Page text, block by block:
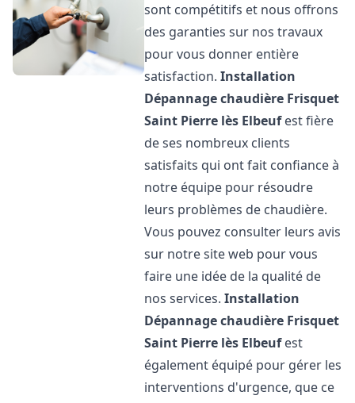
sont compétitifs et nous offrons
des garanties sur nos travaux
pour vous donner entière
satisfaction.Installation
Dépannage chaudière Frisquet
Saint Pierre lès Elbeufest fière
de ses nombreux clients
satisfaits qui ont fait confiance à
notre équipe pour résoudre
leurs problèmes de chaudière.
Vous pouvez consulter leurs avis
sur notre site web pour vous
faire une idée de la qualité de
nos services.Installation
Dépannage chaudière Frisquet
Saint Pierre lès Elbeufest
également équipé pour gérer les
interventions d'urgence, que ce